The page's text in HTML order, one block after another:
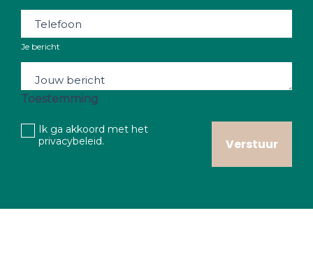
Je bericht
Toestemming
Ik ga akkoord met het
privacybeleid. Verstuur